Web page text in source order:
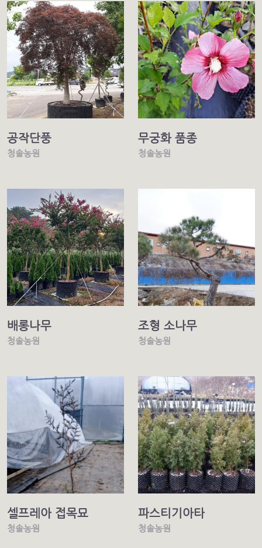
공작단풍
청솔농원
무궁화 품종
청솔농원
배롱나무
청솔농원
조형 소나무
청솔농원
셀프레아 접목묘
청솔농원
파스티기아타
청솔농원